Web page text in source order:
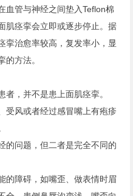
血管与神经之间垫入Teflon棉
肌痉挛会立即或逐步停止。据
挛治愈率较高，复发率小，显
的方法。
，并不是患上面肌痉挛。
风或者经过感冒嘴上有疱疹
问题，但二者是完全不同的
障碍，如嘴歪、做表情时眉